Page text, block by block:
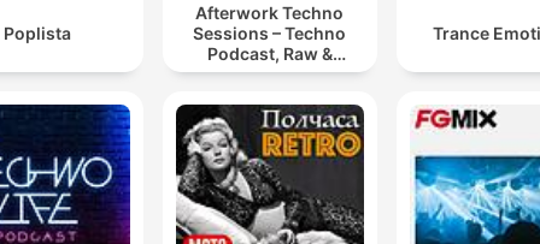
Poplista
Afterwork Techno
Sessions – Techno
Podcast, Raw &
Hypnotic Techno
Trance